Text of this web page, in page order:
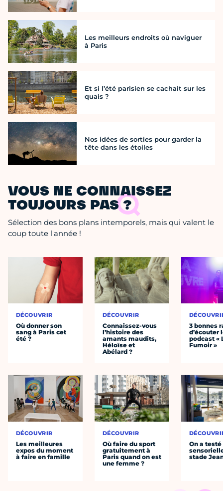
Les meilleurs endroits où naviguer
à Paris
Et si l’été parisien se cachait sur les
quais ?
Nos idées de sorties pour garder la
tête dans les étoiles
VOUS NE CONNAISSEZ
TOUJOURS PAS ?
Sélection des bons plans intemporels, mais qui valent le
coup toute l'année !
DÉCOUVRIR
Où donner son
sang à Paris cet
été ?
DÉCOUVRIR
Les meilleures
expos du moment
à faire en famille
DÉCOUVRIR
Connaissez-vous
l’histoire des
amants maudits,
Héloïse et
Abélard ?
DÉCOUVRIR
Où faire du sport
gratuitement à
Paris quand on est
une femme ?
3 bonnes
d’écouter
podcast «
Fumoir »
On a
stade